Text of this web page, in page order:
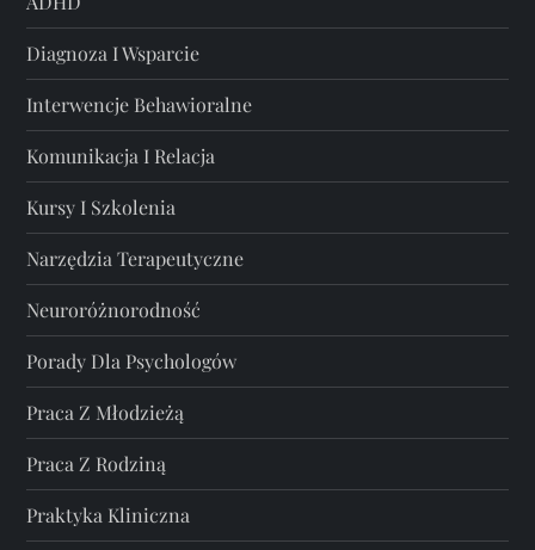
Diagnoza I Wsparcie
Interwencje Behawioralne
Komunikacja I Relacja
Kursy I Szkolenia
Narzędzia Terapeutyczne
Neuroróżnorodność
Porady Dla Psychologów
Praca Z Młodzieżą
Praca Z Rodziną
Praktyka Kliniczna